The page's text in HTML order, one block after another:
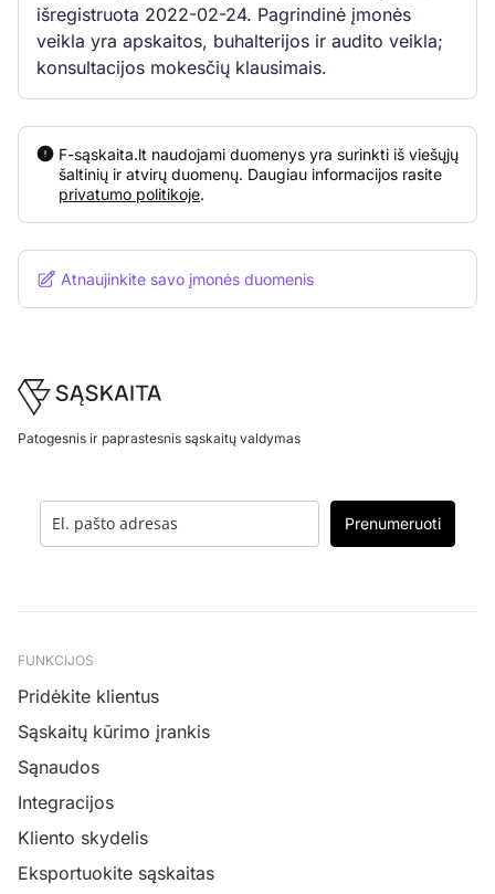
išregistruota 2022-02-24. Pagrindinė įmonės
veikla yra apskaitos, buhalterijos ir audito veikla;
konsultacijos mokesčių klausimais.
F-sąskaita.lt naudojami duomenys yra surinkti iš viešųjų
šaltinių ir atvirų duomenų. Daugiau informacijos rasite
privatumo politikoje.
Atnaujinkite savo įmonės duomenis
Footer
Patogesnis ir paprastesnis sąskaitų valdymas
Prenumeruoti
FUNKCIJOS
Pridėkite klientus
Sąskaitų kūrimo įrankis
Sąnaudos
Integracijos
Kliento skydelis
Eksportuokite sąskaitas